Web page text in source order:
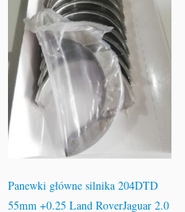
Panewki główne silnika 204DTD
55mm +0.25 Land RoverJaguar 2.0